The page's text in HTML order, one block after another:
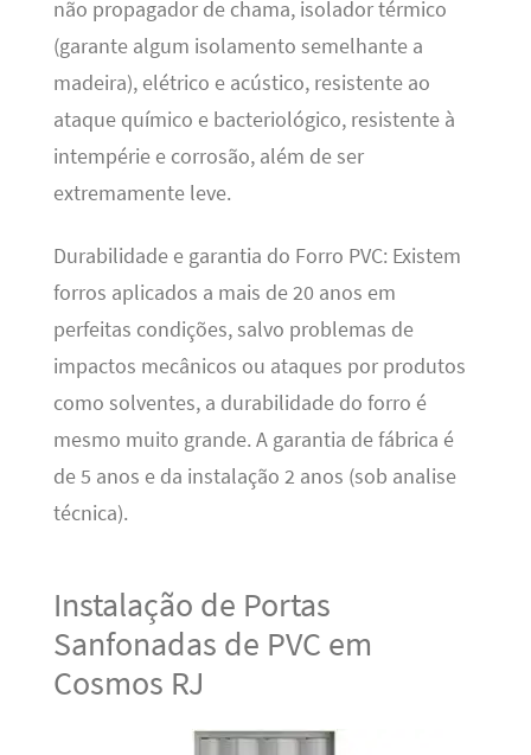
não propagador de chama, isolador térmico
(garante algum isolamento semelhante a
madeira), elétrico e acústico, resistente ao
ataque químico e bacteriológico, resistente à
intempérie e corrosão, além de ser
extremamente leve.
Durabilidade e garantia do Forro PVC: Existem
forros aplicados a mais de 20 anos em
perfeitas condições, salvo problemas de
impactos mecânicos ou ataques por produtos
como solventes, a durabilidade do forro é
mesmo muito grande. A garantia de fábrica é
de 5 anos e da instalação 2 anos (sob analise
técnica).
Instalação de Portas
Sanfonadas de PVC em
Cosmos RJ